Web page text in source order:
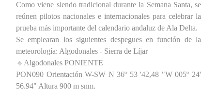
Como viene siendo tradicional durante la Semana Santa, se
reúnen pilotos nacionales e internacionales para celebrar la
prueba más importante del calendario andaluz de Ala Delta.
Se emplearan los siguientes despegues en función de la
meteorología: Algodonales - Sierra de Líjar
🔸Algodonales PONIENTE
PON090 Orientación W-SW N 36º 53 '42,48 "W 005º 24'
56.94" Altura 900 m snm.